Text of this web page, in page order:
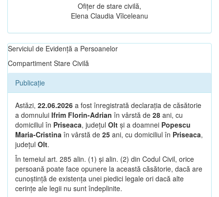
Ofițer de stare civilă,
Elena Claudia Vîlceleanu
Serviciul de Evidență a Persoanelor
Compartiment Stare Civilă
Publicație
Astăzi, 22.06.2026 a fost înregistrată declarația de căsătorie
a domnului Ifrim Florin-Adrian în vârstă de 28 ani, cu
domiciliul în Priseaca, județul Olt și a doamnei Popescu
Maria-Cristina în vârstă de 25 ani, cu domiciliul în Priseaca,
județul Olt.
În temeiul art. 285 alin. (1) și alin. (2) din Codul Civil, orice
persoană poate face opunere la această căsătorie, dacă are
cunoștință de existența unei piedici legale ori dacă alte
cerințe ale legii nu sunt îndeplinite.